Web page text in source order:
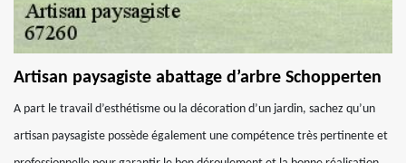
Artisan paysagiste abattage d’arbre Schopperten
A part le travail d’esthétisme ou la décoration d’un jardin, sachez qu’un
artisan paysagiste possède également une compétence très pertinente et